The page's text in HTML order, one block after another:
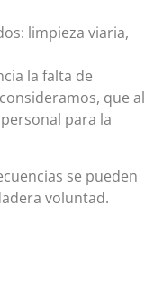
limpieza viaria,
la falta de
que al
para la
se pueden
voluntad.